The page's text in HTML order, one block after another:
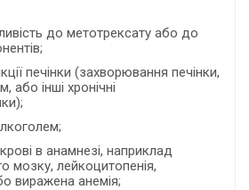
до метотрексату або до
печінки (захворювання печінки,
або інші хронічні
в анамнезі, наприклад
мозку, лейкоцитопенія,
виражена анемія;